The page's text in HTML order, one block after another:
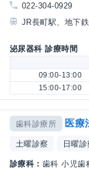
022-304-0929
JR長町駅、地下
泌尿器科 診療時間
09:00-13:00
15:00-17:00
歯科診療所 医療
土曜診察 日曜診
診療科： 歯科 小児歯